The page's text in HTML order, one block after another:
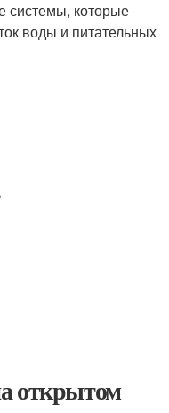
системы, которые
воды и питательных
открытом